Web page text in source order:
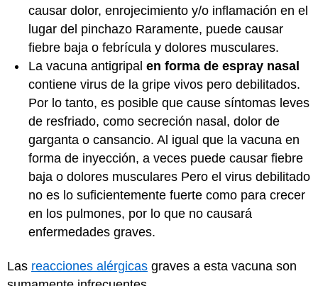
causar dolor, enrojecimiento y/o inflamación en el
lugar del pinchazo Raramente, puede causar
fiebre baja o febrícula y dolores musculares.
La vacuna antigripal en forma de espray nasal
contiene virus de la gripe vivos pero debilitados.
Por lo tanto, es posible que cause síntomas leves
de resfriado, como secreción nasal, dolor de
garganta o cansancio. Al igual que la vacuna en
forma de inyección, a veces puede causar fiebre
baja o dolores musculares Pero el virus debilitado
no es lo suficientemente fuerte como para crecer
en los pulmones, por lo que no causará
enfermedades graves.
Las reacciones alérgicas graves a esta vacuna son